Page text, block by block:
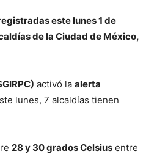
este lunes 1 de
de la Ciudad de México,
activó la alerta
lunes, 7 alcaldías tienen
28 y 30 grados Celsius entre